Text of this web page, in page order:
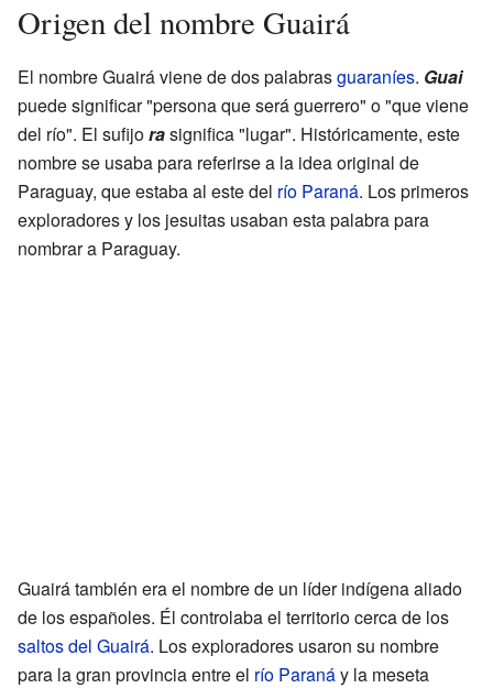
Origen del nombre Guairá
El nombre Guairá viene de dos palabrasguaraníes. Guai
puede significar "persona que será guerrero" o "que viene
del río". El sufijorasignifica "lugar". Históricamente, este
nombre se usaba para referirse a la idea original de
Paraguay, que estaba al este del río Paraná. Los primeros
exploradores y los jesuitas usaban esta palabra para
nombrar a Paraguay.
Guairá también era el nombre de un líder indígena aliado
de los españoles. Él controlaba el territorio cerca de los
saltos del Guairá. Los exploradores usaron su nombre
para la gran provincia entre el río Paranáy la meseta